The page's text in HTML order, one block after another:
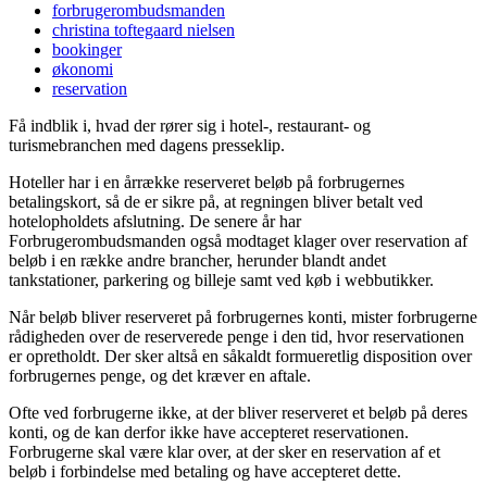
forbrugerombudsmanden
christina toftegaard nielsen
bookinger
økonomi
reservation
Få indblik i, hvad der rører sig i hotel-, restaurant- og
turismebranchen med dagens presseklip.
Hoteller har i en årrække reserveret beløb på forbrugernes
betalingskort, så de er sikre på, at regningen bliver betalt ved
hotelopholdets afslutning. De senere år har
Forbrugerombudsmanden også modtaget klager over reservation af
beløb i en række andre brancher, herunder blandt andet
tankstationer, parkering og billeje samt ved køb i webbutikker.
Når beløb bliver reserveret på forbrugernes konti, mister forbrugerne
rådigheden over de reserverede penge i den tid, hvor reservationen
er opretholdt. Der sker altså en såkaldt formueretlig disposition over
forbrugernes penge, og det kræver en aftale.
Ofte ved forbrugerne ikke, at der bliver reserveret et beløb på deres
konti, og de kan derfor ikke have accepteret reservationen.
Forbrugerne skal være klar over, at der sker en reservation af et
beløb i forbindelse med betaling og have accepteret dette.